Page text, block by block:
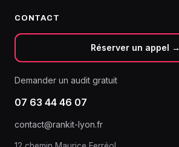
CONTACT
Réserver un appel →
Demander un audit gratuit
07 63 44 46 07
contact@rankit-lyon.fr